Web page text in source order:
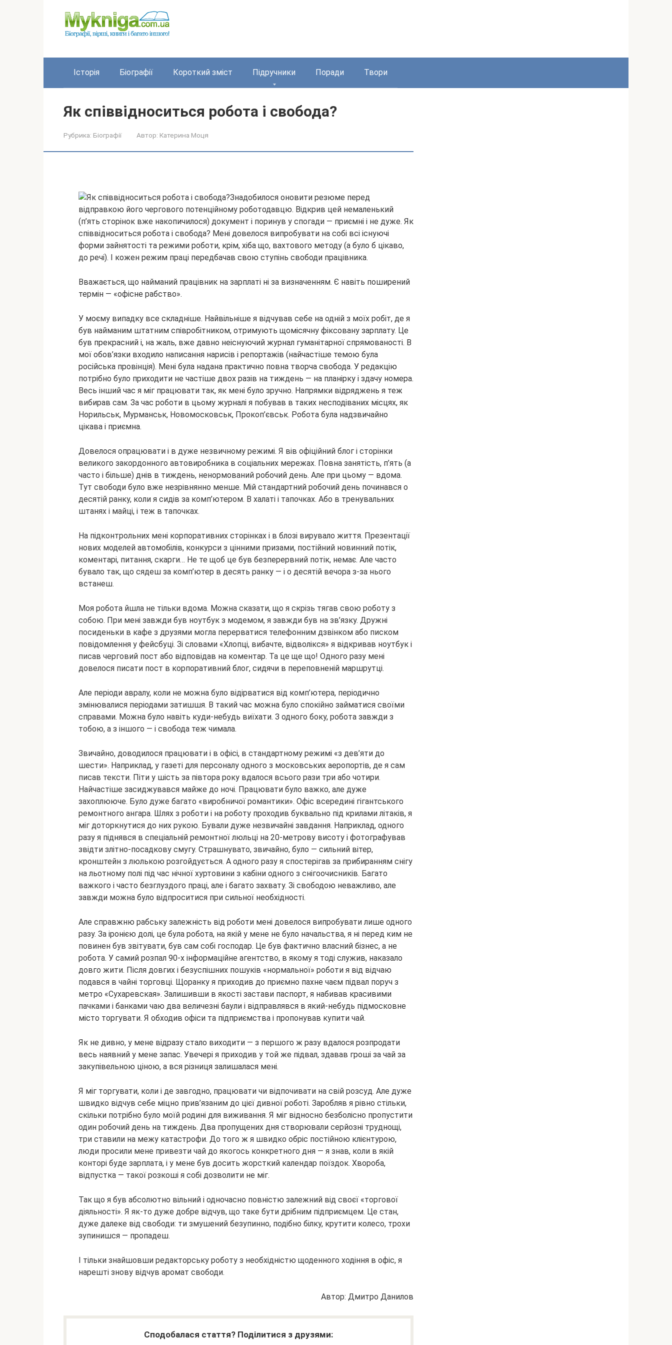
Історія Біографії Короткий зміст Підручники Поради Твори
Як співвідноситься робота і свобода?
Рубрика: Біографії Автор: Катерина Моця
Знадобилося оновити резюме перед
відправкою його чергового потенційному роботодавцю. Відкрив цей немаленький
(п’ять сторінок вже накопичилося) документ і поринув у спогади — приємні і не дуже. Як
співвідноситься робота і свобода? Мені довелося випробувати на собі всі існуючі
форми зайнятості та режими роботи, крім, хіба що, вахтового методу (а було б цікаво,
до речі). І кожен режим праці передбачав свою ступінь свободи працівника.
Вважається, що найманий працівник на зарплаті ні за визначенням. Є навіть поширений
термін — «офісне рабство».
У моєму випадку все складніше. Найвільніше я відчував себе на одній з моїх робіт, де я
був найманим штатним співробітником, отримують щомісячну фіксовану зарплату. Це
був прекрасний і, на жаль, вже давно неіснуючий журнал гуманітарної спрямованості. В
мої обов’язки входило написання нарисів і репортажів (найчастіше темою була
російська провінція). Мені була надана практично повна творча свобода. У редакцію
потрібно було приходити не частіше двох разів на тиждень — на планірку і здачу номера.
Весь інший час я міг працювати так, як мені було зручно. Напрямки відряджень я теж
вибирав сам. За час роботи в цьому журналі я побував в таких несподіваних місцях, як
Норильськ, Мурманськ, Новомосковськ, Прокоп’євськ. Робота була надзвичайно
цікава і приємна.
Довелося опрацювати і в дуже незвичному режимі. Я вів офіційний блог і сторінки
великого закордонного автовиробника в соціальних мережах. Повна занятість, п’ять (а
часто і більше) днів в тиждень, ненормований робочий день. Але при цьому — вдома.
Тут свободи було вже незрівнянно менше. Мій стандартний робочий день починався о
десятій ранку, коли я сидів за комп’ютером. В халаті і тапочках. Або в тренувальних
штанях і майці, і теж в тапочках.
На підконтрольних мені корпоративних сторінках і в блозі вирувало життя. Презентації
нових моделей автомобілів, конкурси з цінними призами, постійний новинний потік,
коментарі, питання, скарги… Не те щоб це був безперервний потік, немає. Але часто
бувало так, що сядеш за комп’ютер в десять ранку — і о десятій вечора з-за нього
встанеш.
Моя робота йшла не тільки вдома. Можна сказати, що я скрізь тягав свою роботу з
собою. При мені завжди був ноутбук з модемом, я завжди був на зв’язку. Дружні
посиденьки в кафе з друзями могла перерватися телефонним дзвінком або писком
повідомлення у фейсбуці. Зі словами «Хлопці, вибачте, відволікся» я відкривав ноутбук і
писав черговий пост або відповідав на коментар. Та це ще що! Одного разу мені
довелося писати пост в корпоративний блог, сидячи в переповненій маршрутці.
Але періоди авралу, коли не можна було відірватися від комп’ютера, періодично
змінювалися періодами затишшя. В такий час можна було спокійно займатися своїми
справами. Можна було навіть куди-небудь виїхати. З одного боку, робота завжди з
тобою, а з іншого — і свобода теж чимала.
Звичайно, доводилося працювати і в офісі, в стандартному режимі «з дев’яти до
шести». Наприклад, у газеті для персоналу одного з московських аеропортів, де я сам
писав тексти. Піти у шість за півтора року вдалося всього рази три або чотири.
Найчастіше засиджувався майже до ночі. Працювати було важко, але дуже
захоплююче. Було дуже багато «виробничої романтики». Офіс всередині гігантського
ремонтного ангара. Шлях з роботи і на роботу проходив буквально під крилами літаків, я
міг доторкнутися до них рукою. Бували дуже незвичайні завдання. Наприклад, одного
разу я піднявся в спеціальній ремонтної люльці на 20-метрову висоту і фотографував
звідти злітно-посадкову смугу. Страшнувато, звичайно, було — сильний вітер,
кронштейн з люлькою розгойдується. А одного разу я спостерігав за прибиранням снігу
на льотному полі під час нічної хуртовини з кабіни одного з снігоочисників. Багато
важкого і часто безглуздого праці, але і багато захвату. Зі свободою неважливо, але
завжди можна було відпроситися при сильної необхідності.
Але справжню рабську залежність від роботи мені довелося випробувати лише одного
разу. За іронією долі, це була робота, на якій у мене не було начальства, я ні перед ким не
повинен був звітувати, був сам собі господар. Це був фактично власний бізнес, а не
робота. У самий розпал 90-х інформаційне агентство, в якому я тоді служив, наказало
довго жити. Після довгих і безуспішних пошуків «нормальної» роботи я від відчаю
подався в чайні торговці. Щоранку я приходив до приємно пахне чаєм підвал поруч з
метро «Сухаревская». Залишивши в якості застави паспорт, я набивав красивими
пачками і банками чаю два величезні баули і відправлявся в який-небудь підмосковне
місто торгувати. Я обходив офіси та підприємства і пропонував купити чай.
Як не дивно, у мене відразу стало виходити — з першого ж разу вдалося розпродати
весь наявний у мене запас. Увечері я приходив у той же підвал, здавав гроші за чай за
закупівельною ціною, а вся різниця залишалася мені.
Я міг торгувати, коли і де завгодно, працювати чи відпочивати на свій розсуд. Але дуже
швидко відчув себе міцно прив’язаним до цієї дивної роботі. Заробляв я рівно стільки,
скільки потрібно було моїй родині для виживання. Я міг відносно безболісно пропустити
один робочий день на тиждень. Два пропущених дня створювали серйозні труднощі,
три ставили на межу катастрофи. До того ж я швидко обріс постійною клієнтурою,
люди просили мене привезти чай до якогось конкретного дня — я знав, коли в якій
конторі буде зарплата, і у мене був досить жорсткий календар поїздок. Хвороба,
відпустка — такої розкоші я собі дозволити не міг.
Так що я був абсолютно вільний і одночасно повністю залежний від своєї «торгової
діяльності». Я як-то дуже добре відчув, що таке бути дрібним підприємцем. Це стан,
дуже далеке від свободи: ти змушений безупинно, подібно білку, крутити колесо, трохи
зупинишся — пропадеш.
І тільки знайшовши редакторську роботу з необхідністю щоденного ходіння в офіс, я
нарешті знову відчув аромат свободи.
Автор: Дмитро Данилов
Сподобалася стаття? Поділитися з друзями: